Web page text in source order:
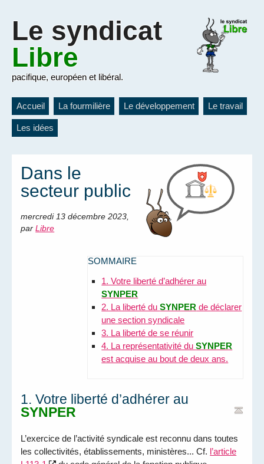
Le syndicat
Libre
pacifique, européen et libéral.
Accueil La fourmilière Le développement Le travail
Les idées
Dans le
secteur public
mercredi 13 décembre 2023,
parLibre
SOMMAIRE
1. Votre liberté d’adhérer au
SYNPER
2. La liberté duSYNPER de déclarer
une section syndicale
3. La liberté de se réunir
4. La représentativité duSYNPER
est acquise au bout de deux ans.
1. Votre liberté d’adhérer au
SYNPER
L’exercice de l’activité syndicale est reconnu dans toutes
les collectivités, établissements, ministères... Cf. l’article